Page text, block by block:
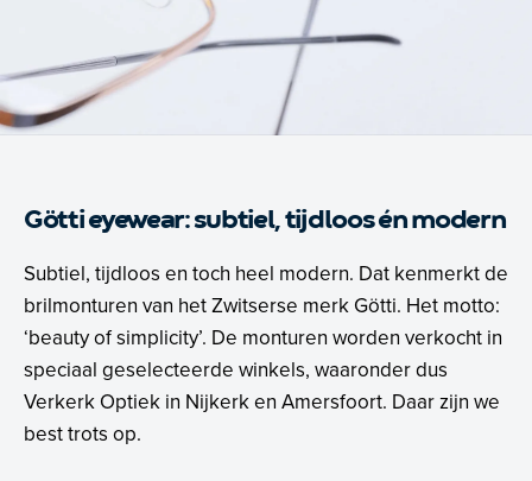
Götti eyewear: subtiel, tijdloos én modern
Subtiel, tijdloos en toch heel modern. Dat kenmerkt de
brilmonturen van het Zwitserse merk Götti. Het motto:
‘beauty of simplicity’. De monturen worden verkocht in
speciaal geselecteerde winkels, waaronder dus
Verkerk Optiek in Nijkerk en Amersfoort. Daar zijn we
best trots op.